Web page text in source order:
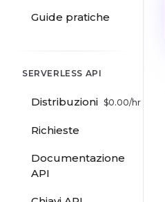
Guide pratiche
SERVERLESS API
Distribuzioni $0.00/hr
Richieste
Documentazione
API